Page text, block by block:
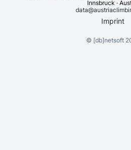
Innsbruck ·
Imprint
© [db]netsoft